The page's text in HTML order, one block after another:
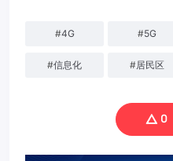
#4G #5G
#信息化 #居民区
0